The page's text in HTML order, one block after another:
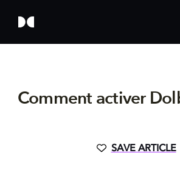
Comment activer
SAVE ARTICLE